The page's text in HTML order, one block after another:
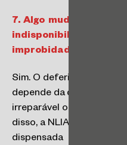
7.Algo mudou nas
indisponibilidade
improbidade
Sim. O deferimento da
depende da
irreparável ou risco ao
disso, a NLIA prevê a
dispensada caso o